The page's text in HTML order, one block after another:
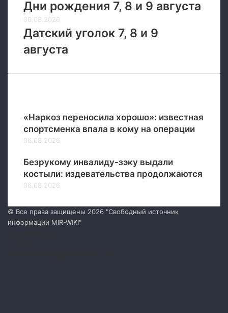
Дни рождения 7, 8 и 9 августа
06.08.2026
Датский уголок 7, 8 и 9
августа
«Наркоз переносила хорошо»: известная
спортсменка впала в кому на операции
06.08.2026
Безрукому инвалиду-зэку выдали
костыли: издевательства продолжаются
06.08.2026
© Все права защищены 2026 "Свободный источник
информации MIR-WIKI"